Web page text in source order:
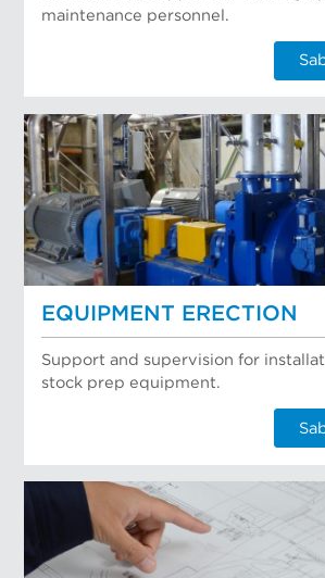
maintenance personnel.
EQUIPMENT ERECTION
Support and supervision for
stock prep equipment.